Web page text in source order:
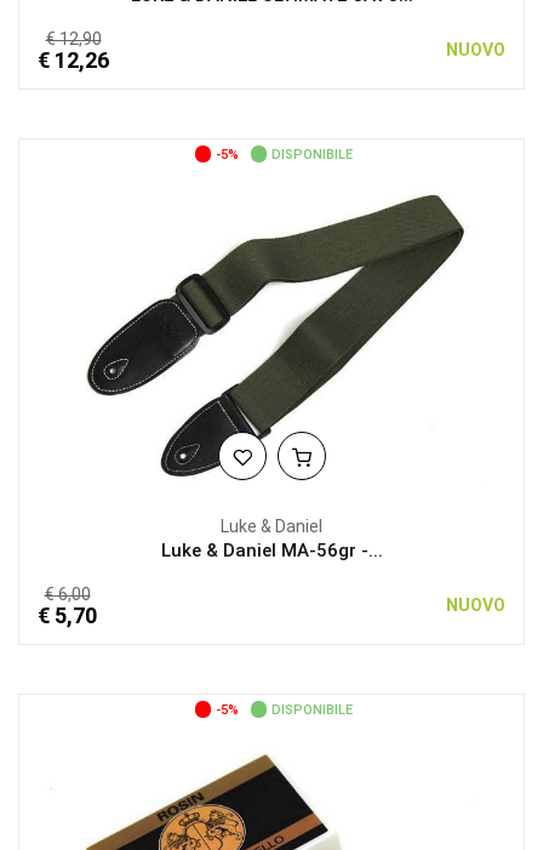
€ 12,90
€ 12,26 NUOVO
-5% DISPONIBILE
Luke & Daniel
Luke & Daniel MA-56gr -...
€ 6,00
€ 5,70 NUOVO
-5% DISPONIBILE